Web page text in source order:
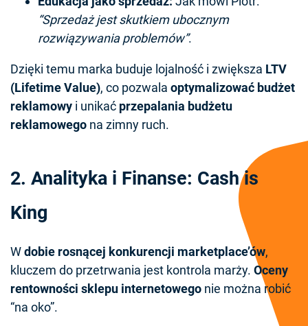
“Sprzedaż jest skutkiem ubocznym
rozwiązywania problemów”.
Dzięki temu marka buduje lojalność i zwiększa LTV
(Lifetime Value), co pozwala optymalizować budżet
reklamowy i unikać przepalania budżetu
reklamowego na zimny ruch.
2. Analityka i Finanse: Cash is
King
Wdobie rosnącej konkurencji marketplace’ów,
kluczem do przetrwania jest kontrola marży. Oceny
rentowności sklepu internetowego nie można robić
“na oko”.